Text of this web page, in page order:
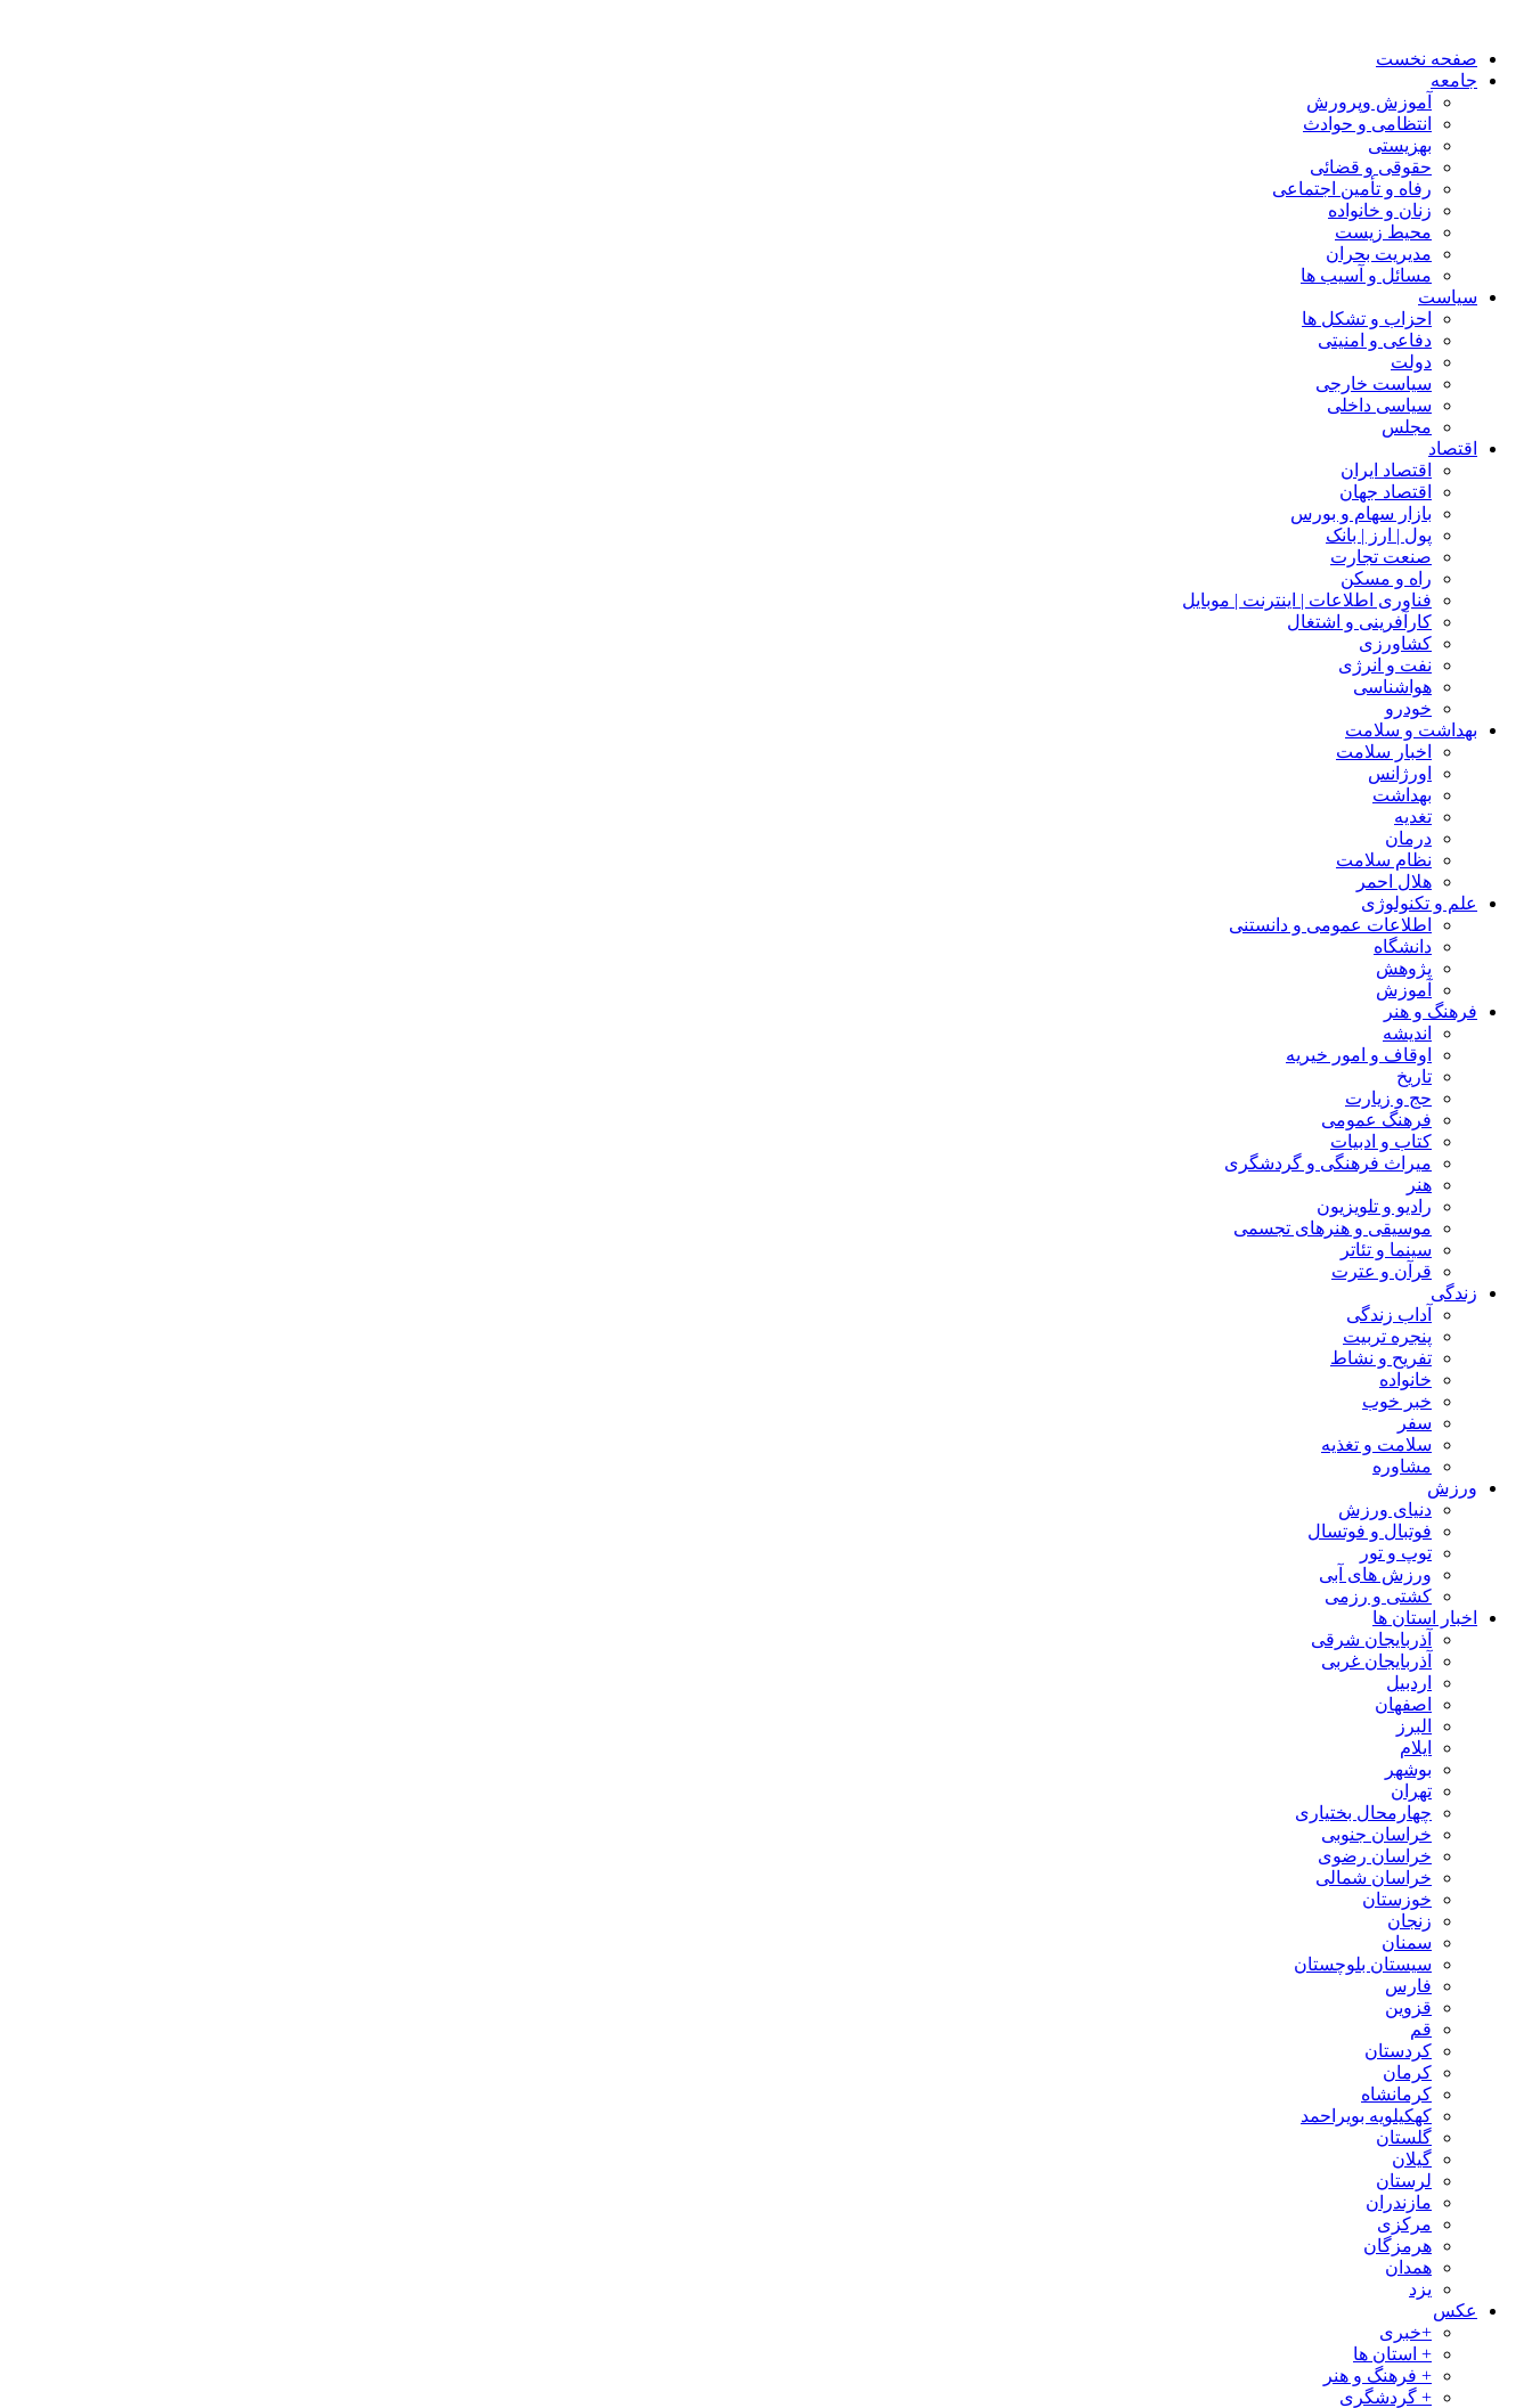
صفحه نخست
جامعه
آموزش وپرورش
انتظامی و حوادث
بهزیستی
حقوقی و قضائی
رفاه و تأمین اجتماعی
زنان و خانواده
محیط زیست
مدیریت بحران
مسائل و آسیب ها
سیاست
احزاب و تشکل ها
دفاعی و امنیتی
دولت
سیاست خارجی
سیاسی داخلی
مجلس
اقتصاد
اقتصاد ایران
اقتصاد جهان
بازار سهام و بورس
پول | ارز | بانک
صنعت تجارت
راه و مسکن
فناوری اطلاعات | اینترنت | موبایل
کارآفرینی و اشتغال
کشاورزی
نفت و انرژی
هواشناسی
خودرو
بهداشت و سلامت
اخبار سلامت
اورژانس
بهداشت
تغدیه
درمان
نظام سلامت
هلال احمر
علم و تکنولوژی
اطلاعات عمومی و دانستنی
دانشگاه
پژوهش
آموزش
فرهنگ و هنر
اندیشه
اوقاف و امور خیریه
تاریخ
حج و زیارت
فرهنگ عمومی
کتاب و ادبیات
میراث فرهنگی و گردشگری
هنر
رادیو و تلویزیون
موسیقی و هنرهای تجسمی
سینما و تئاتر
قرآن و عترت
زندگی
آداب زندگی
پنجره تربیت
تفریح و نشاط
خانواده
خبر خوب
سفر
سلامت و تغذیه
مشاوره
ورزش
دنیای ورزش
فوتبال و فوتسال
توپ و تور
ورزش های آبی
کشتی و رزمی
اخبار استان ها
آذربایجان شرقی
آذربایجان غربی
اردبیل
اصفهان
البرز
ایلام
بوشهر
تهران
چهارمحال بختیاری
خراسان جنوبی
خراسان رضوی
خراسان شمالی
خوزستان
زنجان
سمنان
سیستان بلوچستان
فارس
قزوین
قم
کردستان
کرمان
کرمانشاه
کهکیلویه بویراحمد
گلستان
گیلان
لرستان
مازندران
مرکزی
هرمزگان
همدان
یزد
عکس
+خبری
+ استان ها
+ فرهنگ و هنر
+ گردشگری